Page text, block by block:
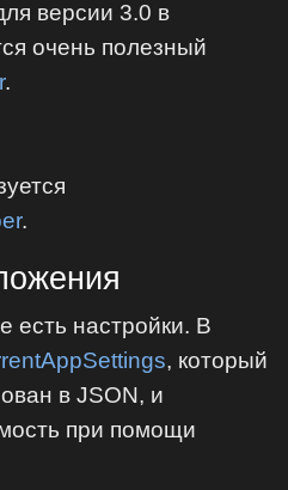
версии 3.0 в
очень полезный
.
.
есть настройки. В
, который
в JSON, и
при помощи